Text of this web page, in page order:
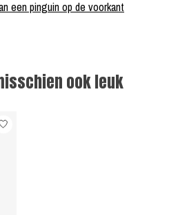
een pinguin op de voorkant
ook leuk